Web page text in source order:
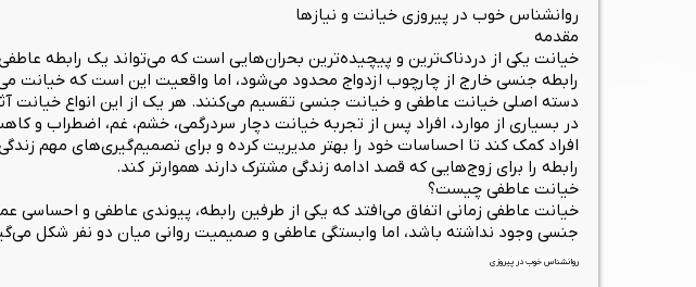
روانشناس خوب در پیروزی خیانت و نیازها
مقدمه
خیانت یکی از دردناک‌ترین و پیچیده‌ترین بحران‌هایی است که می‌تواند یک رابطه عاطفی
رابطه جنسی خارج از چارچوب ازدواج محدود می‌شود، اما واقعیت این است که خیانت
دسته اصلی خیانت عاطفی و خیانت جنسی تقسیم می‌کنند. هر یک از این انواع خیانت
در بسیاری از موارد، افراد پس از تجربه خیانت دچار سردرگمی، خشم، غم، اضطراب
افراد کمک کند تا احساسات خود را بهتر مدیریت کرده و برای تصمیم‌گیری‌های مهم
رابطه را برای زوج‌هایی که قصد ادامه زندگی مشترک دارند هموارتر کند.
خیانت عاطفی چیست؟
خیانت عاطفی زمانی اتفاق می‌افتد که یکی از طرفین رابطه، پیوندی عاطفی و احساسی
جنسی وجود نداشته باشد، اما وابستگی عاطفی و صمیمیت روانی میان دو نفر شکل
روانشناس خوب در پیروزی
آموزش فرزند پروری
گروه درمانی
ارتقاء حافظه
تست هوش
استعدادیابی تحصیلی و شغلی